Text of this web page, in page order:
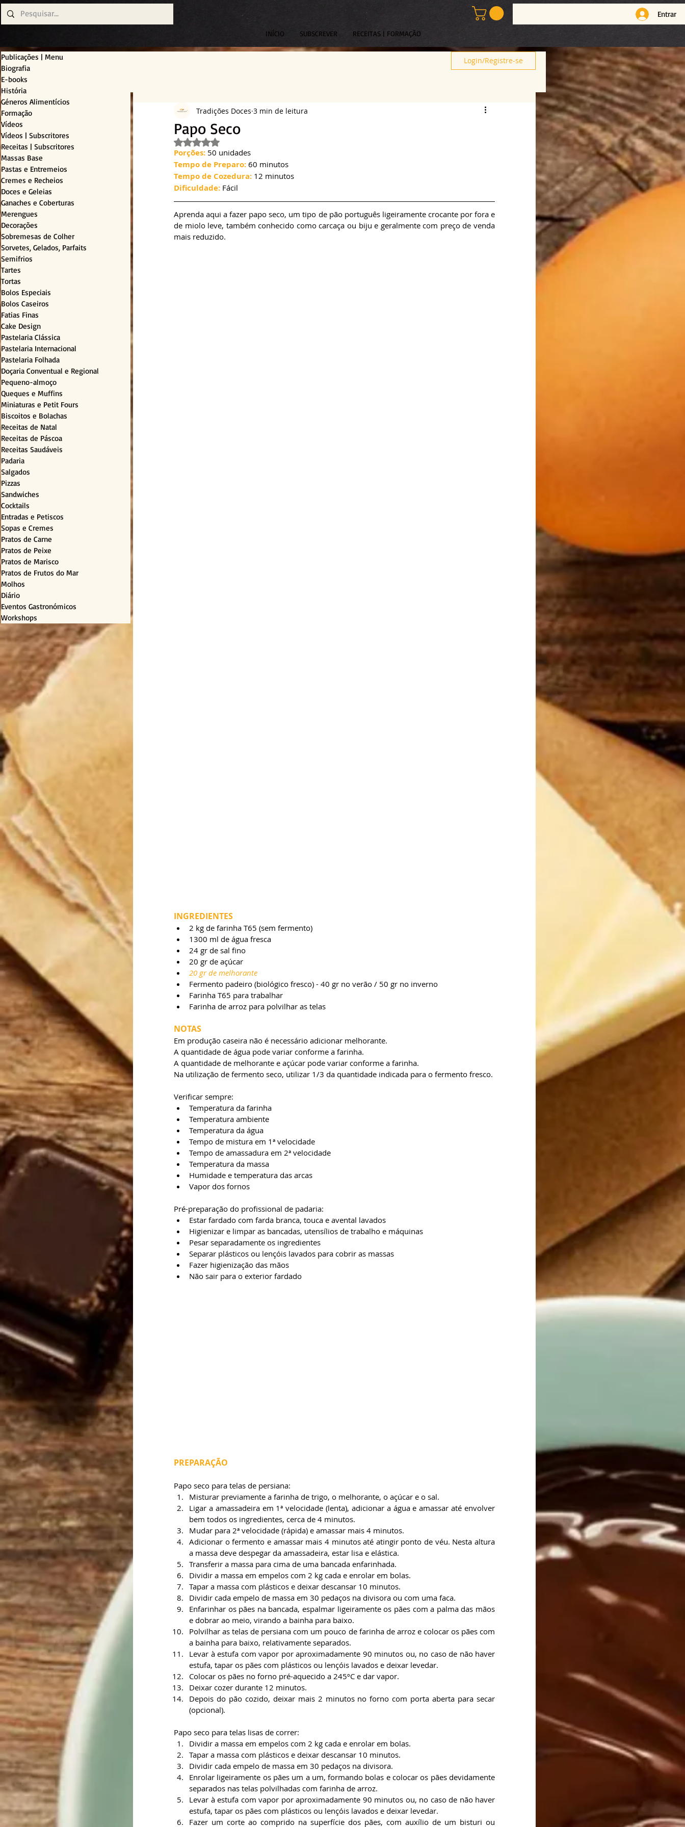
Entrar
INÍCIO SUBSCREVER RECEITAS | FORMAÇÃO
Publicações | Menu
Biografia
E-books
História
Géneros Alimentícios
Formação
Vídeos
Vídeos | Subscritores
Receitas | Subscritores
Massas Base
Pastas e Entremeios
Cremes e Recheios
Doces e Geleias
Ganaches e Coberturas
Merengues
Decorações
Sobremesas de Colher
Sorvetes, Gelados, Parfaits
Semifrios
Tartes
Tortas
Bolos Especiais
Bolos Caseiros
Fatias Finas
Cake Design
Pastelaria Clássica
Pastelaria Internacional
Pastelaria Folhada
Doçaria Conventual e Regional
Pequeno-almoço
Queques e Muffins
Miniaturas e Petit Fours
Biscoitos e Bolachas
Receitas de Natal
Receitas de Páscoa
Receitas Saudáveis
Padaria
Salgados
Pizzas
Sandwiches
Cocktails
Entradas e Petiscos
Sopas e Cremes
Pratos de Carne
Pratos de Peixe
Pratos de Marisco
Pratos de Frutos do Mar
Molhos
Diário
Eventos Gastronómicos
Workshops
Login/Registre-se
Papo Seco
Tradições Doces 3 min de leitura
Avaliado com NaN de 5 estrelas.
Porções: 50 unidades
Tempo de Preparo: 60 minutos
Tempo de Cozedura: 12 minutos
Dificuldade: Fácil
Aprenda aqui a fazer papo seco, um tipo de pão português ligeiramente crocante por fora e
de miolo leve, também conhecido como carcaça ou biju e geralmente com preço de venda
mais reduzido.
INGREDIENTES
2 kg de farinha T65 (sem fermento)
1300 ml de água fresca
24 gr de sal fino
20 gr de açúcar
20 gr de melhorante
Fermento padeiro (biológico fresco) - 40 gr no verão / 50 gr no inverno
Farinha T65 para trabalhar
Farinha de arroz para polvilhar as telas
NOTAS
Em produção caseira não é necessário adicionar melhorante.
A quantidade de água pode variar conforme a farinha.
A quantidade de melhorante e açúcar pode variar conforme a farinha.
Na utilização de fermento seco, utilizar 1/3 da quantidade indicada para o fermento fresco.
Verificar sempre:
Temperatura da farinha
Temperatura ambiente
Temperatura da água
Tempo de mistura em 1ª velocidade
Tempo de amassadura em 2ª velocidade
Temperatura da massa
Humidade e temperatura das arcas
Vapor dos fornos
Pré-preparação do profissional de padaria:
Estar fardado com farda branca, touca e avental lavados
Higienizar e limpar as bancadas, utensílios de trabalho e máquinas
Pesar separadamente os ingredientes
Separar plásticos ou lençóis lavados para cobrir as massas
Fazer higienização das mãos
Não sair para o exterior fardado
PREPARAÇÃO
Papo seco para telas de persiana:
Misturar previamente a farinha de trigo, o melhorante, o açúcar e o sal.
Ligar a amassadeira em 1ª velocidade (lenta), adicionar a água e amassar até envolver
bem todos os ingredientes, cerca de 4 minutos.
Mudar para 2ª velocidade (rápida) e amassar mais 4 minutos.
Adicionar o fermento e amassar mais 4 minutos até atingir ponto de véu. Nesta altura
a massa deve despegar da amassadeira, estar lisa e elástica.
Transferir a massa para cima de uma bancada enfarinhada.
Dividir a massa em empelos com 2 kg cada e enrolar em bolas.
Tapar a massa com plásticos e deixar descansar 10 minutos.
Dividir cada empelo de massa em 30 pedaços na divisora ou com uma faca.
Enfarinhar os pães na bancada, espalmar ligeiramente os pães com a palma das mãos
e dobrar ao meio, virando a bainha para baixo.
Polvilhar as telas de persiana com um pouco de farinha de arroz e colocar os pães com
a bainha para baixo, relativamente separados.
Levar à estufa com vapor por aproximadamente 90 minutos ou, no caso de não haver
estufa, tapar os pães com plásticos ou lençóis lavados e deixar levedar.
Colocar os pães no forno pré-aquecido a 245ºC e dar vapor.
Deixar cozer durante 12 minutos.
Depois do pão cozido, deixar mais 2 minutos no forno com porta aberta para secar
(opcional).
Papo seco para telas lisas de correr:
Dividir a massa em empelos com 2 kg cada e enrolar em bolas.
Tapar a massa com plásticos e deixar descansar 10 minutos.
Dividir cada empelo de massa em 30 pedaços na divisora.
Enrolar ligeiramente os pães um a um, formando bolas e colocar os pães devidamente
separados nas telas polvilhadas com farinha de arroz.
Levar à estufa com vapor por aproximadamente 90 minutos ou, no caso de não haver
estufa, tapar os pães com plásticos ou lençóis lavados e deixar levedar.
Fazer um corte ao comprido na superfície dos pães, com auxílio de um bisturi ou